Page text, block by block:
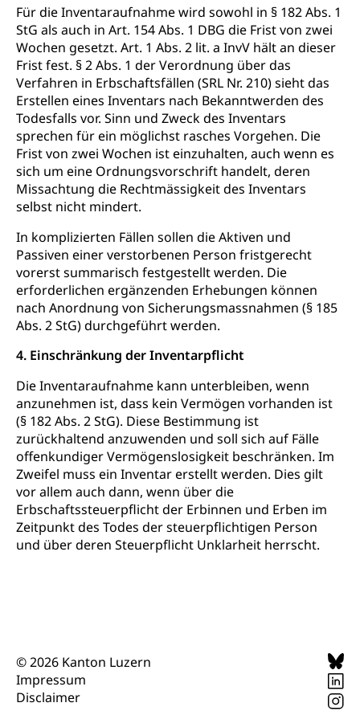
Für die Inventaraufnahme wird sowohl in § 182 Abs. 1
StG als auch in Art. 154 Abs. 1 DBG die Frist von zwei
Wochen gesetzt. Art. 1 Abs. 2 lit. a InvV hält an dieser
Frist fest. § 2 Abs. 1 der Verordnung über das
Verfahren in Erbschaftsfällen (SRL Nr. 210) sieht das
Erstellen eines Inventars nach Bekanntwerden des
Todesfalls vor. Sinn und Zweck des Inventars
sprechen für ein möglichst rasches Vorgehen. Die
Frist von zwei Wochen ist einzuhalten, auch wenn es
sich um eine Ordnungsvorschrift handelt, deren
Missachtung die Rechtmässigkeit des Inventars
selbst nicht mindert.
In komplizierten Fällen sollen die Aktiven und
Passiven einer verstorbenen Person fristgerecht
vorerst summarisch festgestellt werden. Die
erforderlichen ergänzenden Erhebungen können
nach Anordnung von Sicherungsmassnahmen (§ 185
Abs. 2 StG) durchgeführt werden.
4. Einschränkung der Inventarpflicht
Die Inventaraufnahme kann unterbleiben, wenn
anzunehmen ist, dass kein Vermögen vorhanden ist
(§ 182 Abs. 2 StG). Diese Bestimmung ist
zurückhaltend anzuwenden und soll sich auf Fälle
offenkundiger Vermögenslosigkeit beschränken. Im
Zweifel muss ein Inventar erstellt werden. Dies gilt
vor allem auch dann, wenn über die
Erbschaftssteuerpflicht der Erbinnen und Erben im
Zeitpunkt des Todes der steuerpflichtigen Person
und über deren Steuerpflicht Unklarheit herrscht.
© 2026 Kanton Luzern
Impressum
Disclaimer
Altersrente, Invalidenrente, Witwenrente,
Sozialversicherung, Vorsorgeeinrichtung,
Pensionskasse, erste Säule, zweite Säule, dritte
Säule, Hilflosenentschädigung,
Ergänzungsleistungen, Altersvorsorge,
Todesfallversicherung
Hilfslosenentschädigung (WAS Luzern)
AHV-Hinterlassenenrente (WAS Luzern)
AHV-Beiträge (WAS Luzern)
Informationsstelle AHV/IV
Ergänzungsleistungen (EL) (WAS Luzern)
AHV-Altersrente (WAS Luzern)
IV-Leistungen (WAS Luzern)
Behinderung
Körperbehinderung, körperliche Behinderung,
geistige Behinderung, psychische Behinderung,
Erwerbsunfähigkeit, Behinderte
Inklusion im Sport
Menschen mit Behinderungen
Kultur und Medien
Archive und Bibliotheken
Bücher, Bundesarchiv, Landesbibliothek
Staatsarchiv Luzern
Archiv der Denkmalpflege
Kulturelle Einrichtungen
Dienststelle Kultur
Kunst & Kultur (Luzern Tourismus)
Kulturförderung
Kulturpolitik, Sprachförderung, Denkmalpflege,
kulturelles Angebot, Kulturerbe, kulturelles Erbe,
Nachwuchsförderung, Vermittlung, Selektive
Förderung, Kulturausschreibungen, Kulturpreis,
Werkbeitrag, Produktionsbeitrag, Recherche,
Bildende Kunst, Angewandte Kunst, Theater/Tanz,
Musik, Entwicklung, Programmbeiträge,
Filmförderung, Regionale Förderfonds,
Werkankäufe, Kunstankäufe, Kunst und Bau, Schule
Zentralschweizer Filmförderung
Schiene und öffentlicher Verkehr